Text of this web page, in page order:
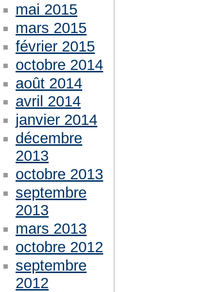
mai 2015
mars 2015
février 2015
octobre 2014
août 2014
avril 2014
janvier 2014
décembre
2013
octobre 2013
septembre
2013
mars 2013
octobre 2012
septembre
2012